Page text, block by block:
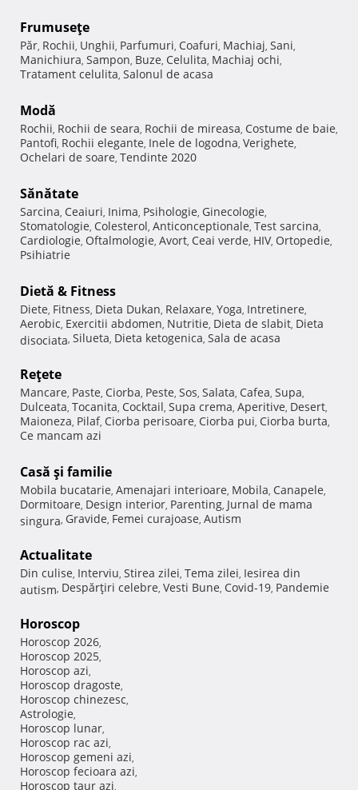
Frumuseţe
Păr, Rochii, Unghii, Parfumuri, Coafuri, Machiaj, Sani,
Manichiura, Sampon, Buze, Celulita, Machiaj ochi,
Tratament celulita, Salonul de acasa
Modă
Rochii, Rochii de seara, Rochii de mireasa, Costume de baie,
Pantofi, Rochii elegante, Inele de logodna, Verighete,
Ochelari de soare, Tendinte 2020
Sănătate
Sarcina, Ceaiuri, Inima, Psihologie, Ginecologie,
Stomatologie, Colesterol, Anticonceptionale, Test sarcina,
Cardiologie, Oftalmologie, Avort, Ceai verde, HIV, Ortopedie,
Psihiatrie
Dietă & Fitness
Diete, Fitness, Dieta Dukan, Relaxare, Yoga, Intretinere,
Aerobic, Exercitii abdomen, Nutritie, Dieta de slabit, Dieta
disociata, Silueta, Dieta ketogenica, Sala de acasa
Reţete
Mancare, Paste, Ciorba, Peste, Sos, Salata, Cafea, Supa,
Dulceata, Tocanita, Cocktail, Supa crema, Aperitive, Desert,
Maioneza, Pilaf, Ciorba perisoare, Ciorba pui, Ciorba burta,
Ce mancam azi
Casă şi familie
Mobila bucatarie, Amenajari interioare, Mobila, Canapele,
Dormitoare, Design interior, Parenting, Jurnal de mama
singura, Gravide, Femei curajoase, Autism
Actualitate
Din culise, Interviu, Stirea zilei, Tema zilei, Iesirea din
autism, Despărţiri celebre, Vesti Bune, Covid-19, Pandemie
Horoscop
Horoscop 2026,
Horoscop 2025,
Horoscop azi,
Horoscop dragoste,
Horoscop chinezesc,
Astrologie,
Horoscop lunar,
Horoscop rac azi,
Horoscop gemeni azi,
Horoscop fecioara azi,
Horoscop taur azi,